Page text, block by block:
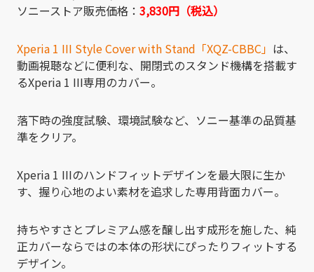
ソニーストア販売価格： 3,830円（税込）
Xperia 1 III Style Cover with Stand「XQZ-CBBC」 は、
動画視聴などに便利な、開閉式のスタンド機構を搭載す
るXperia 1 III専用のカバー。
落下時の強度試験、環境試験など、ソニー基準の品質基
準をクリア。
Xperia 1 IIIのハンドフィットデザインを最大限に生か
す、握り心地のよい素材を追求した専用背面カバー。
持ちやすさとプレミアム感を醸し出す成形を施した、純
正カバーならではの本体の形状にぴったりフィットする
デザイン。